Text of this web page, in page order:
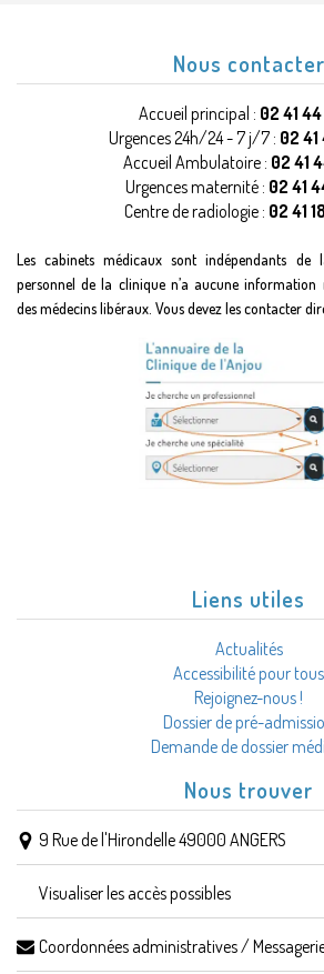
Nous contacter
Accueil principal : 02 41 44
Urgences 24h/24 - 7 j/7 : 02
Accueil Ambulatoire : 02 41
Urgences maternité : 02 41
Centre de radiologie : 02 41
Les cabinets médicaux sont indépendants de
personnel de la clinique n’a aucune
des médecins libéraux. Vous devez les contacter
Liens utiles
Actualités
Accessibilité pour tous
Rejoignez-nous !
Dossier de pré-
Demande de dossier
Nous trouver
9 Rue de l'Hirondelle 49000 ANGERS
Visualiser les accès possibles
Coordonnées administratives /